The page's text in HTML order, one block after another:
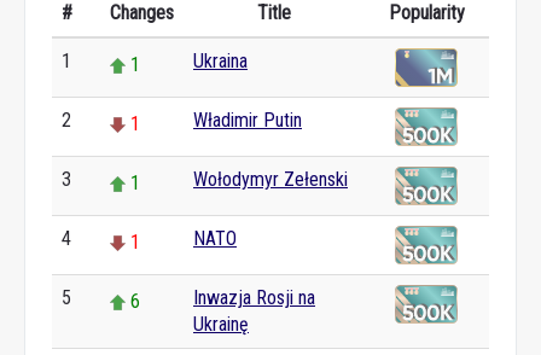
# Changes Title Popularity
1 1 Ukraina
2 1 Władimir Putin
3 1 Wołodymyr Zełenski
4 1 NATO
5 6
Inwazja Rosji na
Ukrainę